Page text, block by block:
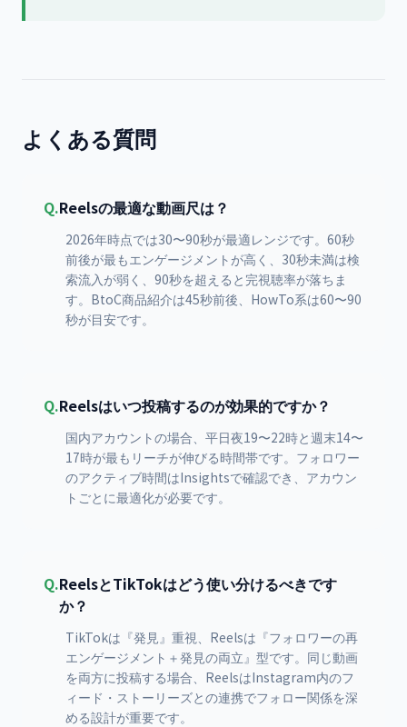
よくある質問
Q.Reelsの最適な動画尺は？
2026年時点では30〜90秒が最適レンジです。60秒
前後が最もエンゲージメントが高く、30秒未満は検
索流入が弱く、90秒を超えると完視聴率が落ちま
す。BtoC商品紹介は45秒前後、HowTo系は60〜90
秒が目安です。
Q.Reelsはいつ投稿するのが効果的ですか？
国内アカウントの場合、平日夜19〜22時と週末14〜
17時が最もリーチが伸びる時間帯です。フォロワー
のアクティブ時間はInsightsで確認でき、アカウン
トごとに最適化が必要です。
Q.ReelsとTikTokはどう使い分けるべきです
か？
TikTokは『発見』重視、Reelsは『フォロワーの再
エンゲージメント＋発見の両立』型です。同じ動画
を両方に投稿する場合、ReelsはInstagram内のフ
ィード・ストーリーズとの連携でフォロー関係を深
める設計が重要です。